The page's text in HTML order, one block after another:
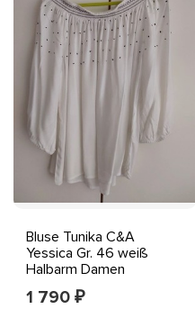
Bluse Tunika C&A
Yessica Gr. 46 weiß
Halbarm Damen
Carmenausschnitt
1 790 ₽